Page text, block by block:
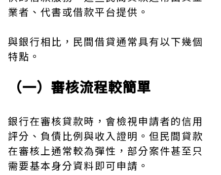
業者、代書或借款平台提供。
與銀行相比，民間借貸通常具有以下幾個
特點。
（一）審核流程較簡單
銀行在審核貸款時，會檢視申請者的信用
評分、負債比例與收入證明。但民間貸款
在審核上通常較為彈性，部分案件甚至只
需要基本身分資料即可申請。